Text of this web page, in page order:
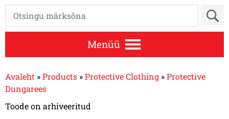
Menüü
Avaleht »Products »Protective Clothing »Protective
Dungarees
Toode on arhiveeritud